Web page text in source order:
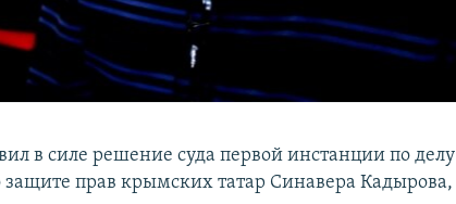
в силе решение суда первой инстанции по делу
защите прав крымских татар Синавера Кадырова,